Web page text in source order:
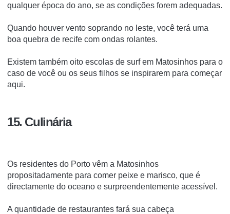
qualquer época do ano, se as condições forem adequadas.
Quando houver vento soprando no leste, você terá uma
boa quebra de recife com ondas rolantes.
Existem também oito escolas de surf em Matosinhos para o
caso de você ou os seus filhos se inspirarem para começar
aqui.
15. Culinária
Os residentes do Porto vêm a Matosinhos
propositadamente para comer peixe e marisco, que é
directamente do oceano e surpreendentemente acessível.
A quantidade de restaurantes fará sua cabeça